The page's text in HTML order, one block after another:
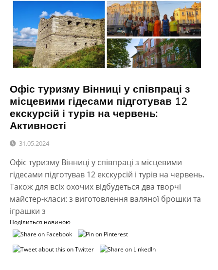
Офіс туризму Вінниці у співпраці з
місцевими гідесами підготував 12
екскурсій і турів на червень:
Активності
31.05.2024
Офіс туризму Вінниці у співпраці з місцевими
гідесами підготував 12 екскурсій і турів на червень.
Також для всіх охочих відбудеться два творчі
майстер-класи: з виготовлення валяної брошки та
іграшки з
Поділиться новиною